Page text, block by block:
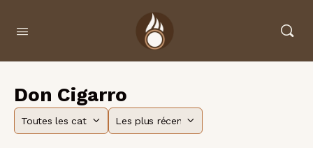
Don Cigarro
Catégorie
Trier